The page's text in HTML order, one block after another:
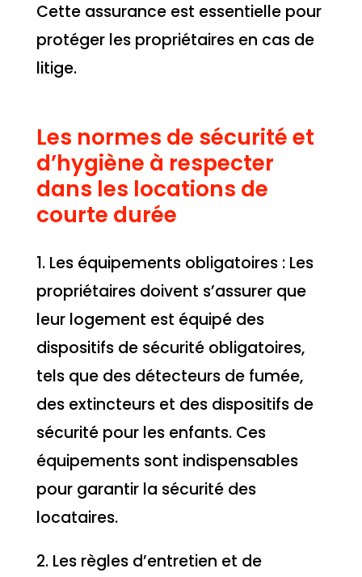
Cette assurance est essentielle pour
protéger les propriétaires en cas de
litige.
Les normes de sécurité et
d’hygiène à respecter
dans les locations de
courte durée
1. Les équipements obligatoires : Les
propriétaires doivent s’assurer que
leur logement est équipé des
dispositifs de sécurité obligatoires,
tels que des détecteurs de fumée,
des extincteurs et des dispositifs de
sécurité pour les enfants. Ces
équipements sont indispensables
pour garantir la sécurité des
locataires.
2. Les règles d’entretien et de